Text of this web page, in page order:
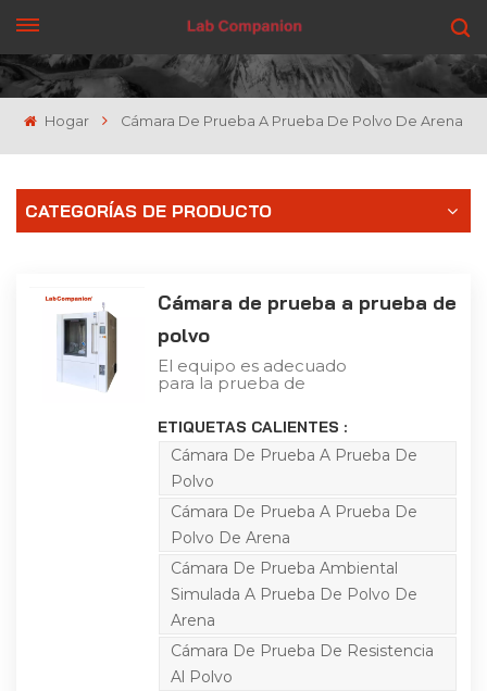
CONSIGUE UNA COTIZACIÓN
Hogar Cámara De Prueba A Prueba De Polvo De Arena
CATEGORÍAS DE PRODUCTO
Cámara de prueba a prueba de
polvo
El equipo es adecuado
para la prueba de
electrónicos, piezas de
automóviles y
motocicletas, sellos para
evitar que el polvo de
arena entre en sellos y
carcasas en ambientes
de arena y polvo. Para
probar productos
electrónicos y eléctricos,
automóviles, piezas de
motocicletas, sellos en el
ambiente de arena
durante el uso,
almacenamiento y
rendimiento del
transporte.
ETIQUETAS CALIENTES :
Cámara De Prueba A Prueba De
Polvo
Cámara De Prueba A Prueba De
Polvo De Arena
Cámara De Prueba Ambiental
Simulada A Prueba De Polvo De
Arena
Cámara De Prueba De Resistencia
Al Polvo